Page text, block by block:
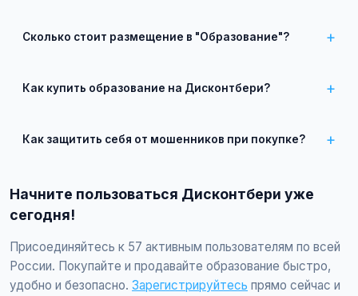
объявление", выберите категорию "Образование",
заполните форму и опубликуйте. Первые объявления —
Сколько стоит размещение в "Образование"?
привлечения большего количества покупателей доступно
платное продвижение всего от 500 ₽ в месяц.
Как купить образование на Дисконтбери?
продавцом по телефону или в чате, договоритесь о
встрече и совершите сделку.
Как защитить себя от мошенников при покупке?
незнакомцам.
Начните пользоваться Дисконтбери уже
сегодня!
Присоединяйтесь к 57 активным пользователям по всей
России. Покупайте и продавайте образование быстро,
удобно и безопасно. Зарегистрируйтесь прямо сейчас и